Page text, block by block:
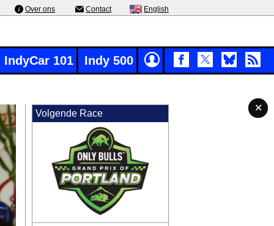
Over ons Contact English
IndyCar 101 Indy 500
✕
✕
✕
✕
Volgende Race